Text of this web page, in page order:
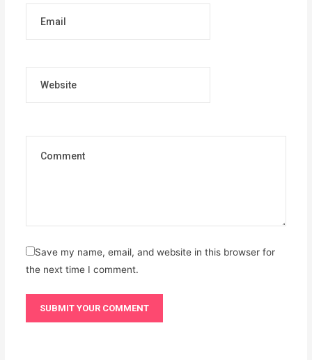
Save my name, email, and website in this browser for
the next time I comment.